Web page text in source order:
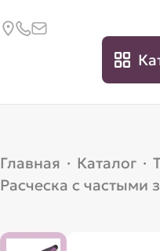
Главная · Каталог ·
Расческа с частыми